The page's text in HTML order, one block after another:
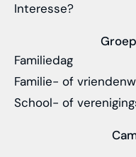
Interesse?
Familiedag
Familie- of
School- of